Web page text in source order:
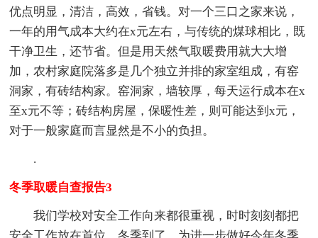
优点明显，清洁，高效，省钱。对一个三口之家来说，
一年的用气成本大约在x元左右，与传统的煤球相比，既
干净卫生，还节省。但是用天然气取暖费用就大大增
加，农村家庭院落多是几个独立并排的家室组成，有窑
洞家，有砖结构家。窑洞家，墙较厚，每天运行成本在x
至x元不等；砖结构房屋，保暖性差，则可能达到x元，
对于一般家庭而言显然是不小的负担。
.
冬季取暖自查报告3
我们学校对安全工作向来都很重视，时时刻刻都把